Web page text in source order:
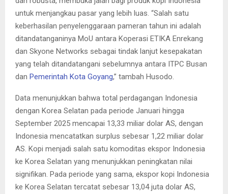
untuk menjangkau pasar yang lebih luas. “Salah satu
keberhasilan penyelenggaraan pameran tahun ini adalah
ditandatanganinya MoU antara Koperasi ETIKA Enrekang
dan Skyone Networks sebagai tindak lanjut kesepakatan
yang telah ditandatangani sebelumnya antara ITPC Busan
dan Pemerintah Kota Goyang,” tambah Husodo.
Data menunjukkan bahwa total perdagangan Indonesia
dengan Korea Selatan pada periode Januari hingga
September 2025 mencapai 13,33 miliar dolar AS, dengan
Indonesia mencatatkan surplus sebesar 1,22 miliar dolar
AS. Kopi menjadi salah satu komoditas ekspor Indonesia
ke Korea Selatan yang menunjukkan peningkatan nilai
signifikan. Pada periode yang sama, ekspor kopi Indonesia
ke Korea Selatan tercatat sebesar 13,04 juta dolar AS,